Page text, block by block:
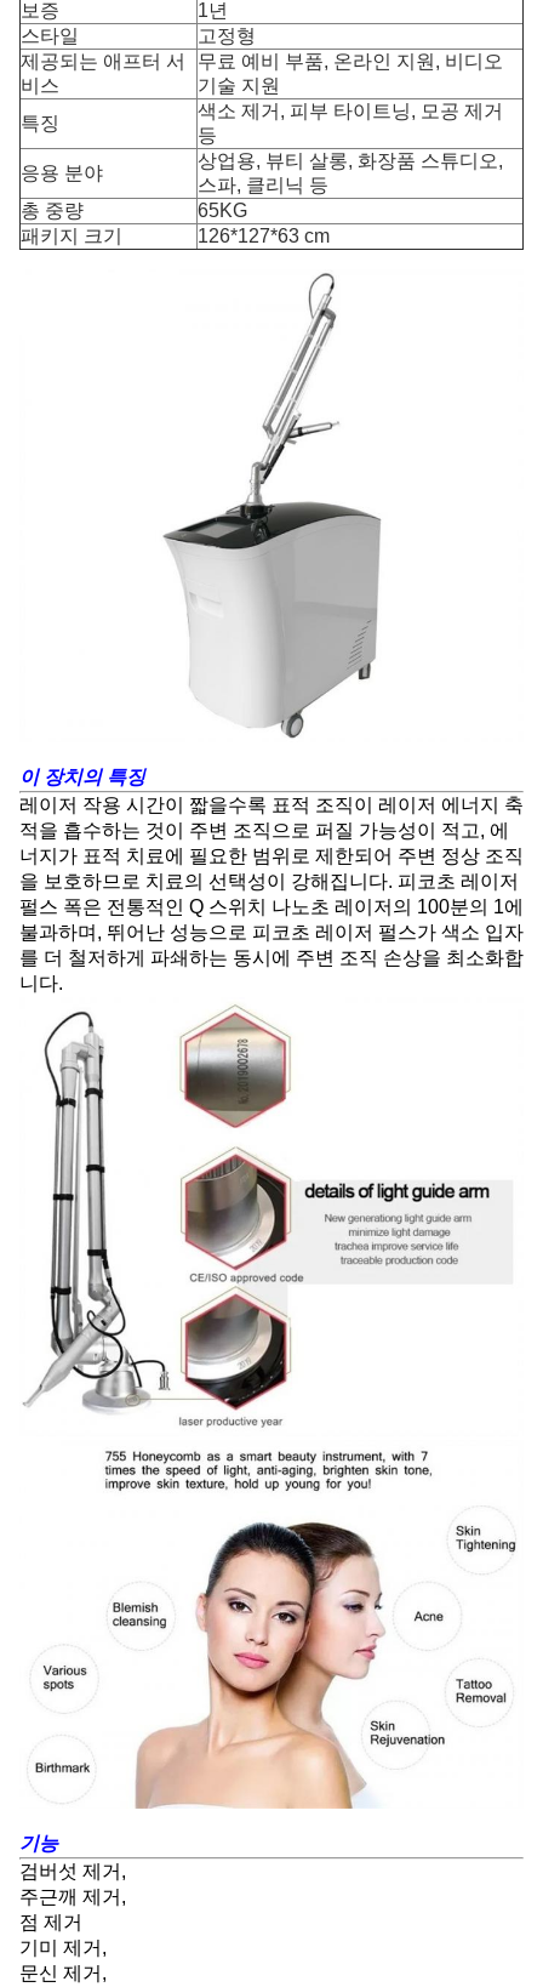
보증
1년
스타일
고정형
제공되는 애프터 서
비스
무료 예비 부품, 온라인 지원, 비디오
기술 지원
특징
색소 제거, 피부 타이트닝, 모공 제거
등
응용 분야
상업용, 뷰티 살롱, 화장품 스튜디오,
스파, 클리닉 등
총 중량
65KG
패키지 크기
126*127*63 cm
이 장치의 특징
레이저 작용 시간이 짧을수록 표적 조직이 레이저 에너지 축
적을 흡수하는 것이 주변 조직으로 퍼질 가능성이 적고, 에
너지가 표적 치료에 필요한 범위로 제한되어 주변 정상 조직
을 보호하므로 치료의 선택성이 강해집니다. 피코초 레이저
펄스 폭은 전통적인 Q 스위치 나노초 레이저의 100분의 1에
불과하며, 뛰어난 성능으로 피코초 레이저 펄스가 색소 입자
를 더 철저하게 파쇄하는 동시에 주변 조직 손상을 최소화합
니다.
기능
검버섯 제거,
주근깨 제거,
점 제거
기미 제거,
문신 제거,